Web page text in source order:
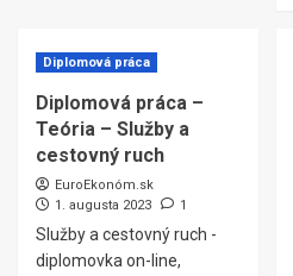
Diplomová práca
Diplomová práca –
Teória – Služby a
cestovný ruch
EuroEkonóm.sk
1. augusta 2023
1
Služby a cestovný ruch -
diplomovka on-line,